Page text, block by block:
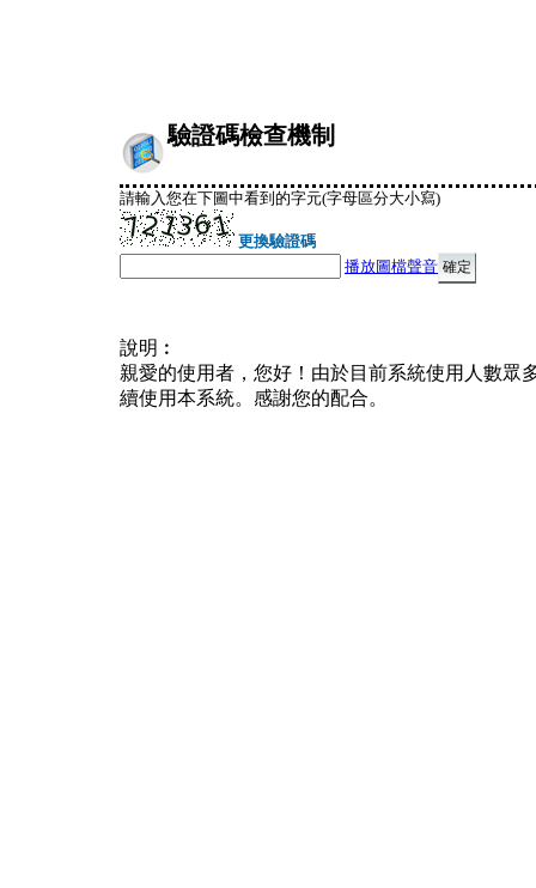
驗證碼檢查機制
請輸入您在下圖中看到的字元(字母區分大小寫)
更換驗證碼
播放圖檔聲音
說明︰
親愛的使用者，您好！由於目前系統使用人數眾
續使用本系統。感謝您的配合。